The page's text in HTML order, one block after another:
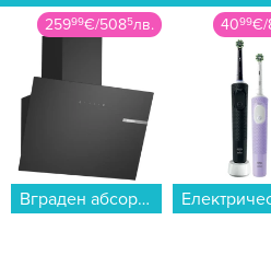
4099€/8017лв.
Електрическа четка за зъби Oral B Vit Pro Bl+Lil...
35900€/